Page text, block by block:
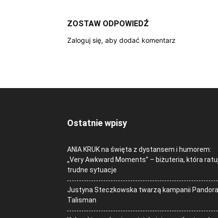
ZOSTAW ODPOWIEDŹ
Zaloguj się, aby dodać komentarz
Ostatnie wpisy
ANIA KRUK na święta z dystansem i humorem:
„Very Awkward Moments” – biżuteria, która
trudne sytuacje
Justyna Steczkowska twarzą kampanii Pandora
Talisman